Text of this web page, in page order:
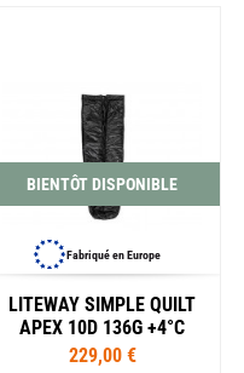
BIENTÔT DISPONIBLE
Fabriqué en Europe
LITEWAY SIMPLE QUILT
APEX 10D 136G +4°C
229,00 €